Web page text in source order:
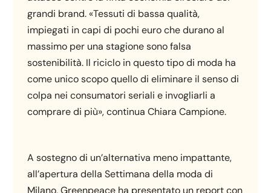
grandi brand. «Tessuti di bassa qualità,
impiegati in capi di pochi euro che durano al
massimo per una stagione sono falsa
sostenibilità. Il riciclo in questo tipo di moda ha
come unico scopo quello di eliminare il senso di
colpa nei consumatori seriali e invogliarli a
comprare di più», continua Chiara Campione.
A sostegno di un’alternativa meno impattante,
all’apertura della Settimana della moda di
Milano, Greenpeace ha presentato un report con